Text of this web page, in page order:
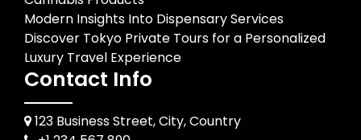
Modern Insights Into Dispensary Services
Discover Tokyo Private Tours for a Personalized
Luxury Travel Experience
Contact Info
123 Business Street, City, Country